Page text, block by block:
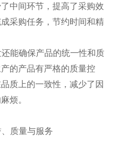
中间环节，提高了采购效
采购任务，节约时间和精
能确保产品的统一性和质
的产品有严格的质量控
质上的一致性，减少了因
烦。
质量与服务